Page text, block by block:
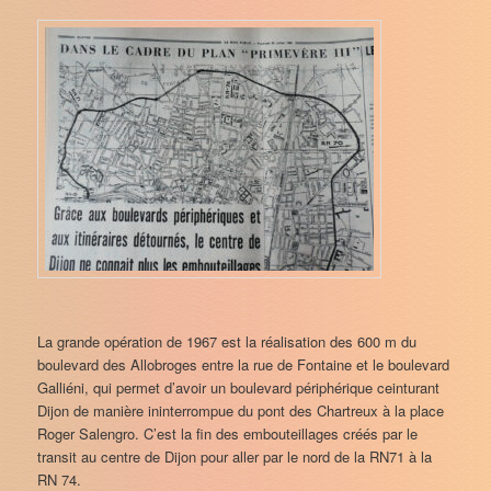
La grande opération de 1967 est la réalisation des 600 m du
boulevard des Allobroges entre la rue de Fontaine et le boulevard
Galliéni, qui permet d’avoir un boulevard périphérique ceinturant
Dijon de manière ininterrompue du pont des Chartreux à la place
Roger Salengro. C’est la fin des embouteillages créés par le
transit au centre de Dijon pour aller par le nord de la RN71 à la
RN 74.